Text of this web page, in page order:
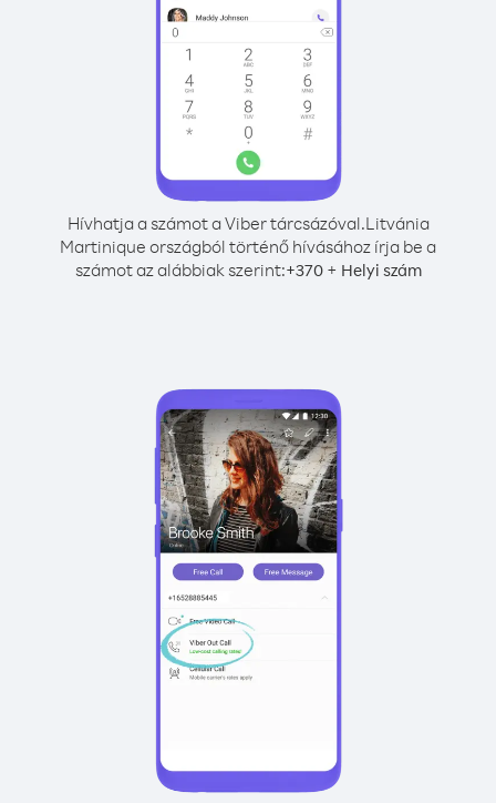
Hívhatja a számot a Viber tárcsázóval.Litvánia
Martinique országból történő hívásához írja be a
számot az alábbiak szerint:+370+ Helyi szám